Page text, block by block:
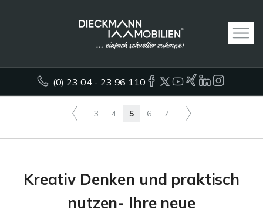
(0) 23 04 - 23 96 110
3 4 5 6 7
Kreativ Denken und praktisch
nutzen- Ihre neue